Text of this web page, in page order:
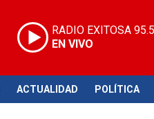
RADIO EXITOSA
EN VIVO
ACTUALIDAD POLÍTICA